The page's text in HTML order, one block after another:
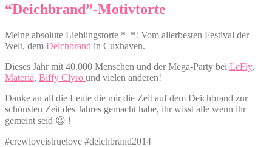
“Deichbrand”-Motivtorte
Meine absolute Lieblingstorte *_*! Vom allerbesten Festival der
Welt, dem Deichbrand in Cuxhaven.
Dieses Jahr mit 40.000 Menschen und der Mega-Party bei LeFly,
Materia, Biffy Clyro und vielen anderen!
Danke an all die Leute die mir die Zeit auf dem Deichbrand zur
schönsten Zeit des Jahres gemacht habe, ihr wisst alle wenn ihr
gemeint seid 😉 !
#crewloveistruelove #deichbrand2014